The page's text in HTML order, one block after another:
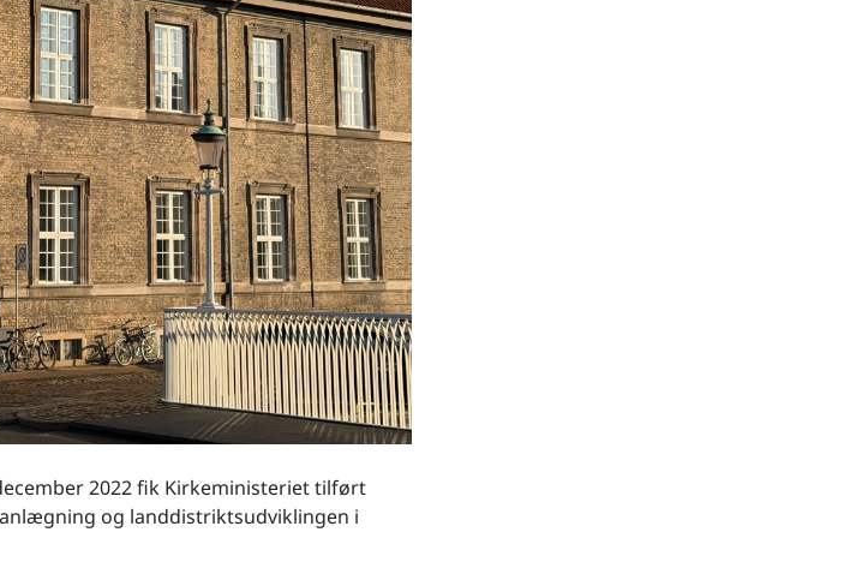
2022 fik Kirkeministeriet tilført
og landdistriktsudviklingen i